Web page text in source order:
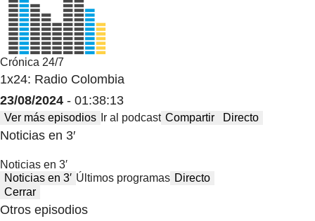
Crónica 24/7
1x24: Radio Colombia
23/08/2024 - 01:38:13
Ver más episodios Ir al podcast Compartir Directo
Noticias en 3′
Noticias en 3′
Noticias en 3′ Últimos programas Directo
Cerrar
Otros episodios